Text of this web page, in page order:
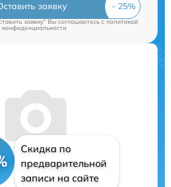
заявку
заявку" Вы соглашаетесь c политикой
конфиденциальности
Скидка по
предварительной
записи на сайте